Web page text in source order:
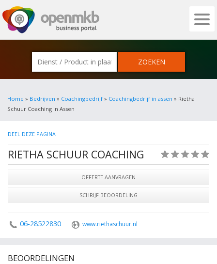
OPENMKB - DE ZAKELIJKE PORTAL
Home » Bedrijven » Coachingbedrijf » Coachingbedrijf in assen » Rietha
Schuur Coaching in Assen
DEEL DEZE PAGINA
RIETHA SCHUUR COACHING
OFFERTE AANVRAGEN
SCHRIJF BEOORDELING
06-28522830 www.riethaschuur.nl
BEOORDELINGEN